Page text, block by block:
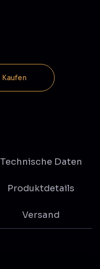
Kaufen
Technische Daten
Produktdetails
Versand